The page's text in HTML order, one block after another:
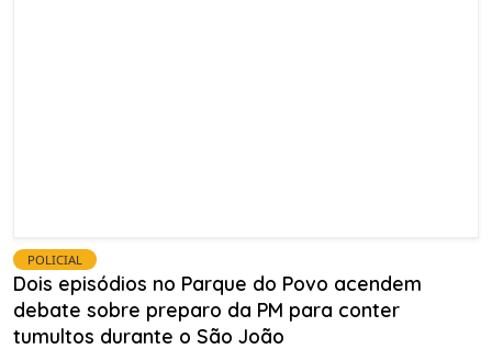
POLICIAL
Dois episódios no Parque do Povo acendem
debate sobre preparo da PM para conter
tumultos durante o São João